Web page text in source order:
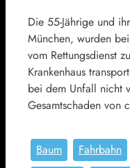
Die 55-Jährige und
München, wurden
vom Rettungsdienst
Krankenhaus
bei dem Unfall nicht
Gesamtschaden von
Baum Fahrbahn